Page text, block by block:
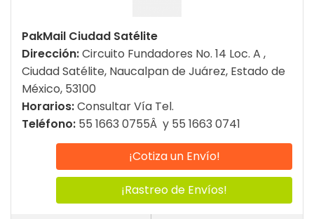
PakMail Ciudad Satélite
Dirección:Circuito Fundadores No. 14 Loc. A ,
Ciudad Satélite, Naucalpan de Juárez, Estado de
México, 53100
Horarios:Consultar Vía Tel.
Teléfono: 55 1663 0755Â y 55 1663 0741
¡Cotiza un Envío!
¡Rastreo de Envíos!